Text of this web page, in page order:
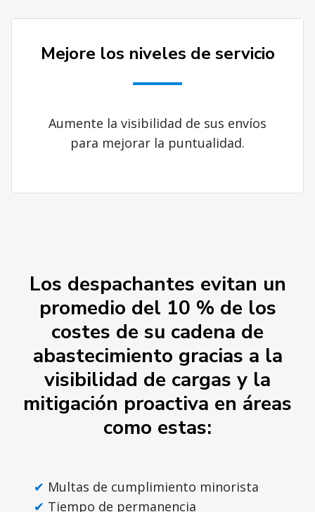
Mejore los niveles de servicio
Aumente la visibilidad de sus envíos
para mejorar la puntualidad.
Los despachantes evitan un
promedio del 10 % de los
costes de su cadena de
abastecimiento gracias a la
visibilidad de cargas y la
mitigación proactiva en áreas
como estas:
Multas de cumplimiento minorista
Tiempo de permanencia